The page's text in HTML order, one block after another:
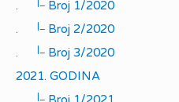
.
|_
Broj 1/2020
.
|_
Broj 2/2020
.
|_
Broj 3/2020
2021. GODINA
|_